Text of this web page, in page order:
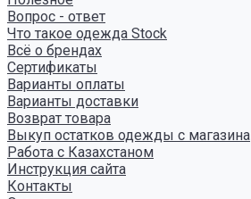
Вопрос - ответ
Что такое одежда Stock
Всё о брендах
Сертификаты
Варианты оплаты
Варианты доставки
Возврат товара
Выкуп остатков одежды с магазина
Работа с Казахстаном
Инструкция сайта
Контакты